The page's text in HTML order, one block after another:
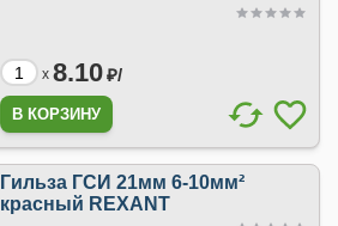
x 8.10₽/
Гильза ГСИ 21мм 6-10мм²
красный REXANT